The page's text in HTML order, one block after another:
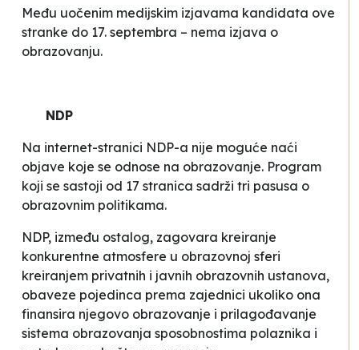
Među uočenim medijskim izjavama kandidata ove
stranke do 17. septembra – nema izjava o
obrazovanju.
NDP
Na internet-stranici NDP-a nije moguće naći
objave koje se odnose na obrazovanje. Program
koji se sastoji od 17 stranica sadrži tri pasusa o
obrazovnim politikama.
NDP, između ostalog, zagovara kreiranje
konkurentne atmosfere u obrazovnoj sferi
kreiranjem privatnih i javnih obrazovnih ustanova,
obaveze pojedinca prema zajednici ukoliko ona
finansira njegovo obrazovanje i prilagođavanje
sistema obrazovanja sposobnostima polaznika i